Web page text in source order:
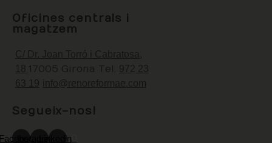
Oficines centrals i
magatzem
Segueix-nos!
InstagramLinkedin